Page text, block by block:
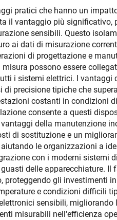
pratici che hanno un
il vantaggio più
sensibili. Questo
ai dati di misurazione
di progettazione e
possono essere
i sistemi elettrici. I vantaggi
precisione tipiche che
costanti in condizioni
consente a questi
della manutenzione
di sostituzione e un
le organizzazioni a
con i moderni
delle apparecchiature.
gli investimenti
e condizioni difficili
sensibili,
misurabili nell'efficienza